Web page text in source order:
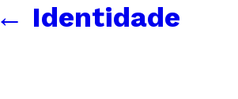
← Identidade